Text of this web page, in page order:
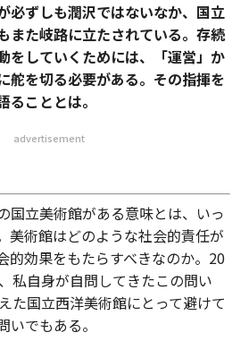
必ずしも潤沢ではないなか、国立
また岐路に立たされている。存続
をしていくためには、「運営」か
舵を切る必要がある。その指揮を
ることとは。
advertisement
国立美術館がある意味とは、いっ
美術館はどのような社会的責任が
的効果をもたらすべきなのか。20
私自身が自問してきたこの問い
た国立西洋美術館にとって避けて
でもある。